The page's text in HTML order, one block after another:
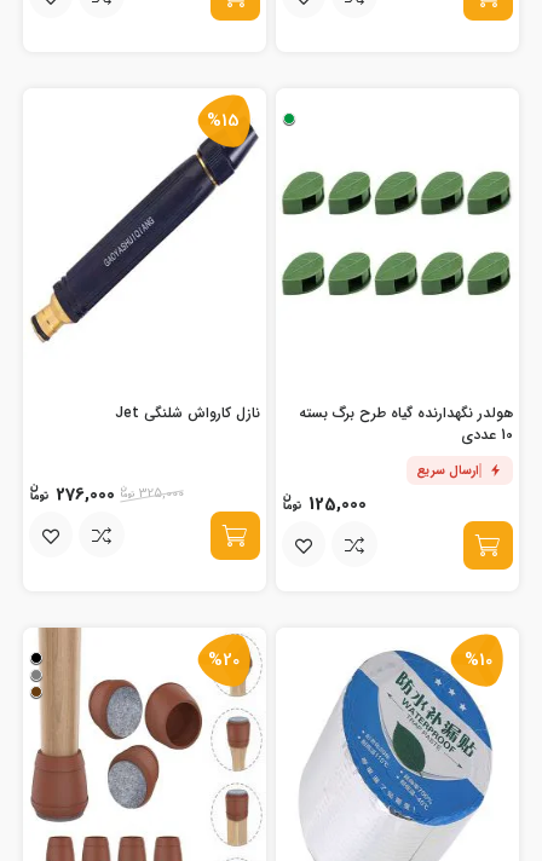
هولدر نگهدارنده گیاه طرح برگ بسته
10 عددی
ارسال سریع
125,000
%15
نازل کارواش شلنگی Jet
325,000
276,000
%10
%20